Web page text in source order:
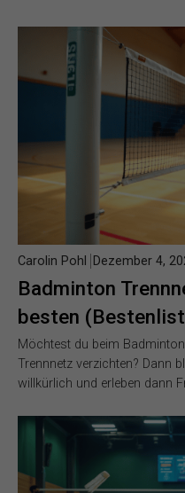
Badminton
besten
Carolin Pohl Dezember 4,
Möchtest du beim
Trennnetz verzichten? Dann
willkürlich und erleben dann